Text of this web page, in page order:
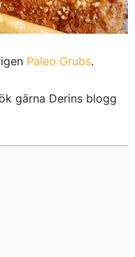
Paleo Grubs.
gärna Derins blogg